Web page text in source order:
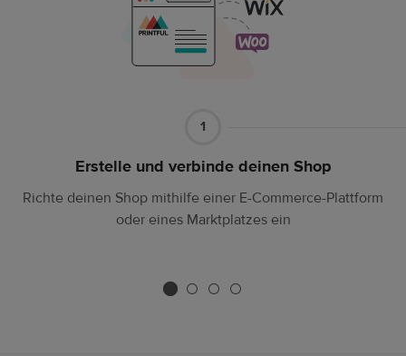
1
Erstelle und verbinde deinen Shop
Richte deinen Shop mithilfe einer E-Commerce-Plattform
oder eines Marktplatzes ein